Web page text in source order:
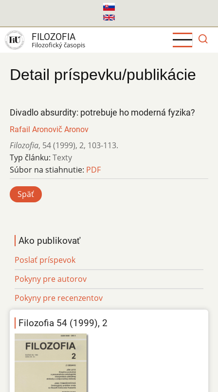
hlavný
obsah
FILOZOFIA
Filozofický časopis
Detail príspevku/publikácie
Divadlo absurdity: potrebuje ho moderná fyzika?
Rafail Aronovič Aronov
Filozofia, 54 (1999), 2, 103-113.
Typ článku: Texty
Súbor na stiahnutie: PDF
Späť
Ako publikovať
Poslať príspevok
Pokyny pre autorov
Pokyny pre recenzentov
Filozofia 54 (1999), 2